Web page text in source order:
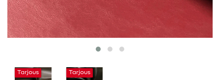
Tarjous Tarjous